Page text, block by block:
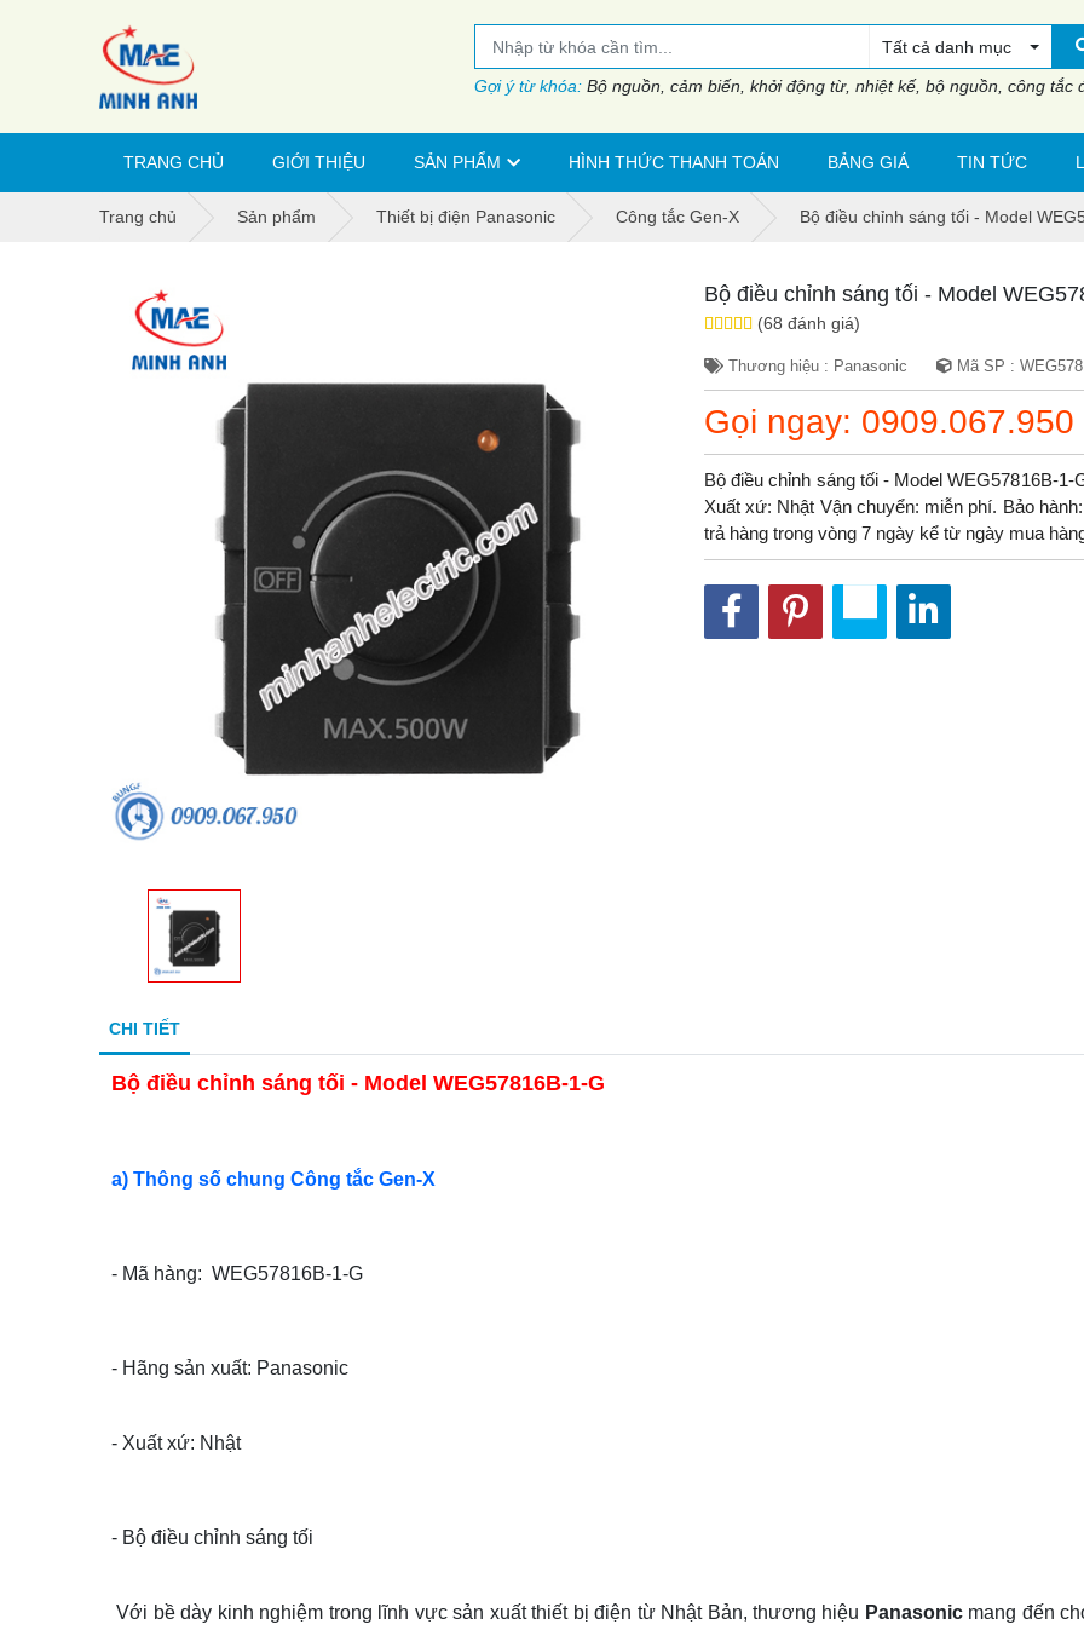
Tất cả danh mục
Gợi ý từ khóa: Bộ nguồn, cảm biến, khởi động từ, nhiệt kế, bộ nguồn, công tắc
TRANG CHỦ GIỚI THIỆU SẢN PHẨM HÌNH THỨC THANH TOÁN BẢNG GIÁ TIN TỨC
Trang chủ Sản phẩm Thiết bị điện Panasonic Công tắc Gen-X Bộ điều chỉnh sáng tối - Model
Bộ điều chỉnh sáng tối - Model
(68 đánh giá)
Thương hiệu : Panasonic Mã SP :
Gọi ngay: 0909.067.950
Bộ điều chỉnh sáng tối - Model WEG57816B-
Xuất xứ: Nhật Vận chuyển: miễn phí. Bảo
trả hàng trong vòng 7 ngày kể từ ngày mua
CHI TIẾT
Bộ điều chỉnh sáng tối - Model WEG57816B-1-G
a) Thông số chung Công tắc Gen-X
- Mã hàng: WEG57816B-1-G
- Hãng sản xuất: Panasonic
- Xuất xứ: Nhật
- Bộ điều chỉnh sáng tối
Với bề dày kinh nghiệm trong lĩnh vực sản xuất thiết bị điện từ Nhật Bản, thương hiệu Panasonicmang đến